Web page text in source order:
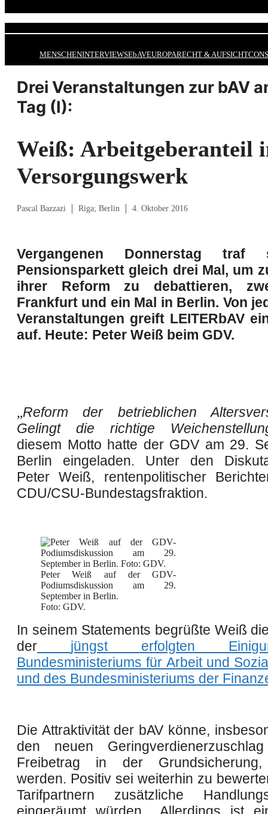
MENSCHENINTERVIEWSEbAVEUROPARECHT & AUFSICHT
Drei Veranstaltungen zur bAV
Tag (I):
Weiß: Arbeitgeberanteil
Versorgungswerk
Pascal Bazzazi Riga; Berlin 4. Oktober 2016
Vergangenen Donnerstag
Pensionsparkett gleich drei Mal, um
ihrer Reform zu debattieren,
Frankfurt und ein Mal in Berlin. Von
Veranstaltungen greift LEITERbAV
auf. Heute: Peter Weiß beim GDV.
„Reform der betrieblichen
Gelingt die richtige
diesem Motto hatte der GDV am 29.
Berlin eingeladen. Unter den
Peter Weiß, rentenpolitischer
CDU/CSU-Bundestagsfraktion.
Peter Weiß auf der GDV-
Podiumsdiskussion am 29.
September in Berlin.
Foto: GDV.
In seinem Statements begrüßte Weiß
der
jüngst erfolgten
Bundesministeriums für Arbeit und
und des Bundesministeriums der
Die Attraktivität der bAV könne,
den neuen
Freibetrag in der Grundsicherung,
werden. Positiv sei weiterhin zu
Tarifpartnern zusätzliche